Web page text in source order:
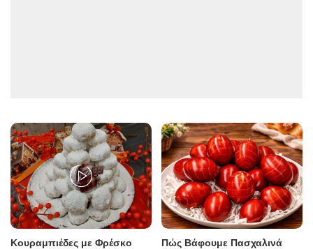
Κουραμπιέδες με Φρέσκο
Πώς Βάφουμε Πασχαλινά